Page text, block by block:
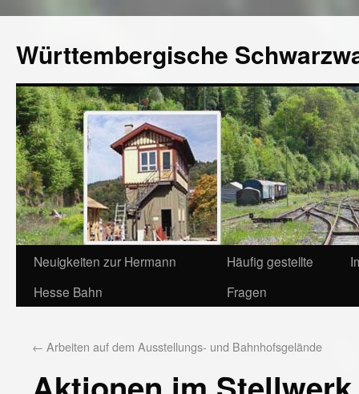
Württembergische
Neuigkeiten zur Hermann
Hesse Bahn
Häufig gestellte
Fragen
← Arbeiten auf dem Ausstellungs- und Bahnhofsgelände